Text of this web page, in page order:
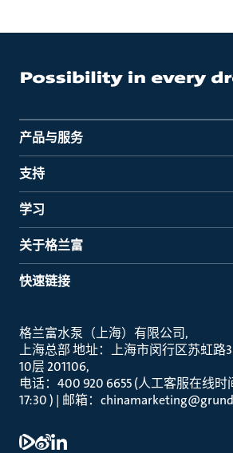
产品与服务
支持
学习
关于格兰富
快速链接
格兰富水泵（上海）有限公司
上海总部 地址：上海市闵行区苏虹路
10层 201106
电话：400 920 6655 (人工客服在线
17:30 ) | 邮箱：